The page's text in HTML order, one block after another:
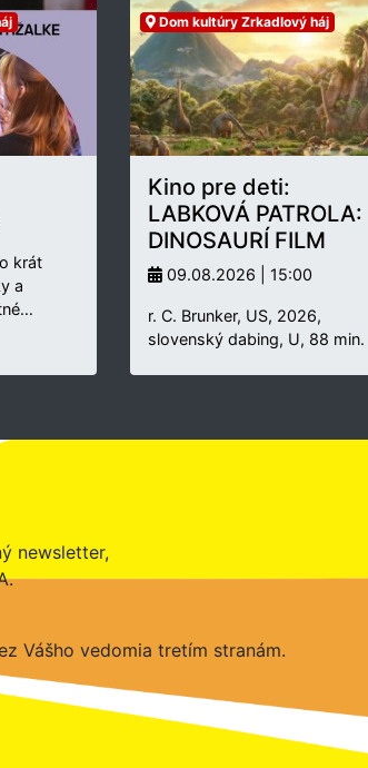
krát
a
Dom kultúry Zrkadlový háj
Kino pre deti:
LABKOVÁ PATROLA:
DINOSAURÍ FILM
09.08.2026 | 15:00
r. C. Brunker, US, 2026,
slovenský dabing, U, 88 min.
newsletter,
Vášho vedomia tretím stranám.